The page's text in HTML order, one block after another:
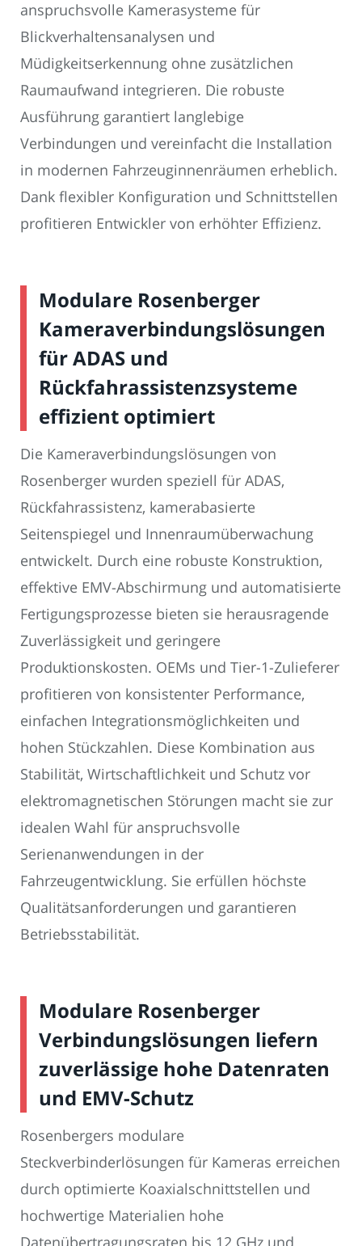
anspruchsvolle Kamerasysteme für
Blickverhaltensanalysen und
Müdigkeitserkennung ohne zusätzlichen
Raumaufwand integrieren. Die robuste
Ausführung garantiert langlebige
Verbindungen und vereinfacht die Installation
in modernen Fahrzeuginnenräumen erheblich.
Dank flexibler Konfiguration und Schnittstellen
profitieren Entwickler von erhöhter Effizienz.
Modulare Rosenberger
Kameraverbindungslösungen
für ADAS und
Rückfahrassistenzsysteme
effizient optimiert
Die Kameraverbindungslösungen von
Rosenberger wurden speziell für ADAS,
Rückfahrassistenz, kamerabasierte
Seitenspiegel und Innenraumüberwachung
entwickelt. Durch eine robuste Konstruktion,
effektive EMV-Abschirmung und automatisierte
Fertigungsprozesse bieten sie herausragende
Zuverlässigkeit und geringere
Produktionskosten. OEMs und Tier-1-Zulieferer
profitieren von konsistenter Performance,
einfachen Integrationsmöglichkeiten und
hohen Stückzahlen. Diese Kombination aus
Stabilität, Wirtschaftlichkeit und Schutz vor
elektromagnetischen Störungen macht sie zur
idealen Wahl für anspruchsvolle
Serienanwendungen in der
Fahrzeugentwicklung. Sie erfüllen höchste
Qualitätsanforderungen und garantieren
Betriebsstabilität.
Modulare Rosenberger
Verbindungslösungen liefern
zuverlässige hohe Datenraten
und EMV-Schutz
Rosenbergers modulare
Steckverbinderlösungen für Kameras erreichen
durch optimierte Koaxialschnittstellen und
hochwertige Materialien hohe